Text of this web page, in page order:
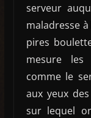
serveur
maladresse
pires
mesure les
comme le
aux yeux
sur lequel